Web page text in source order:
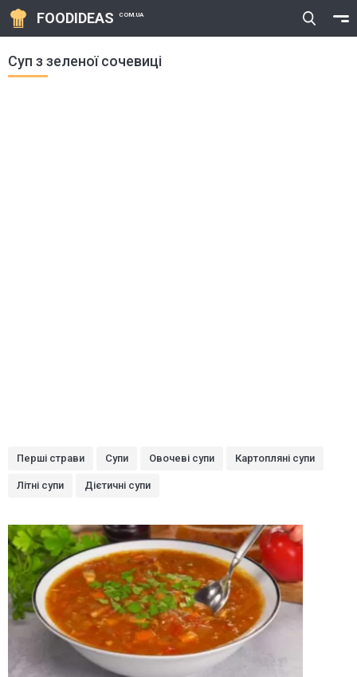
FOODIDEAS COM.UA
Суп з зеленої сочевиці
Перші страви Супи Овочеві супи Картопляні супи
Літні супи Дієтичні супи